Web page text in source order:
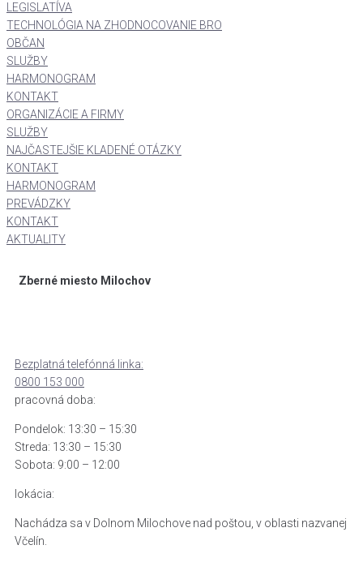
LEGISLATÍVA
TECHNOLÓGIA NA ZHODNOCOVANIE BRO
OBČAN
SLUŽBY
HARMONOGRAM
KONTAKT
ORGANIZÁCIE A FIRMY
SLUŽBY
NAJČASTEJŠIE KLADENÉ OTÁZKY
KONTAKT
HARMONOGRAM
PREVÁDZKY
KONTAKT
AKTUALITY
Zberné miesto Milochov
Bezplatná telefónná linka:
0800 153 000
pracovná doba:
Pondelok: 13:30 – 15:30
Streda: 13:30 – 15:30
Sobota: 9:00 – 12:00
lokácia:
Nachádza sa v Dolnom Milochove nad poštou, v oblasti nazvanej
Včelín.